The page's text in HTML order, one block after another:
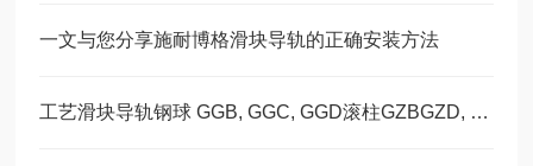
一文与您分享施耐博格滑块导轨的正确安装方法
工艺滑块导轨钢球 GGB, GGC, GGD滚柱GZBGZD, GZV，GGBC/GZBC